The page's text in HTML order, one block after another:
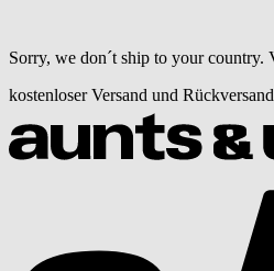
Sorry, we don´t ship to your country.
kostenloser Versand und